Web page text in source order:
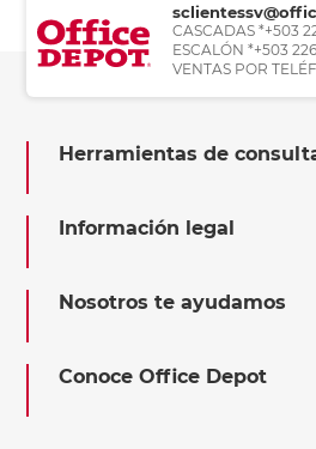
CASCADAS *+503
ESCALÓN *+503
VENTAS POR
Herramientas de
Información legal
Nosotros te ayudamos
Conoce Office Depot